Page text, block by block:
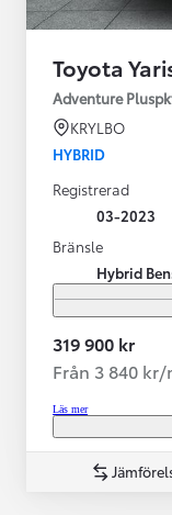
Toyota
Adventure
KRYLBO
HYBRID
Registrerad
03-2023
Bränsle
Hybrid
319 900 kr
Från 3 840
Läs mer